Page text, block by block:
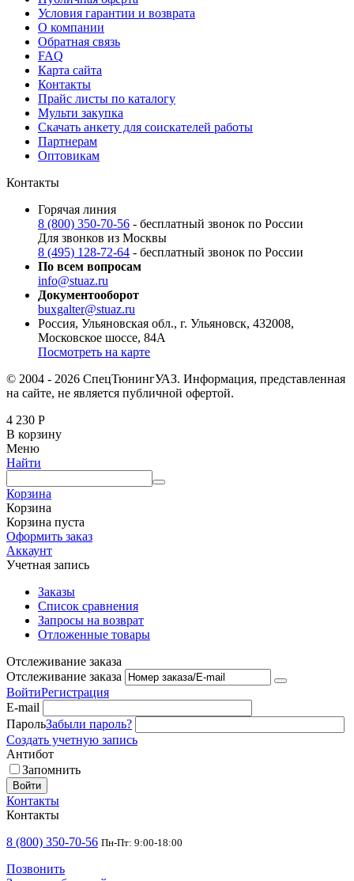
Условия гарантии и возврата
О компании
Обратная связь
FAQ
Карта сайта
Контакты
Прайс листы по каталогу
Мульти закупка
Скачать анкету для соискателей работы
Партнерам
Оптовикам
Контакты
Горячая линия
8 (800) 350-70-56 - бесплатный звонок по России
Для звонков из Москвы
8 (495) 128-72-64 - бесплатный звонок по России
По всем вопросам
info@stuaz.ru
Документооборот
buxgalter@stuaz.ru
Россия, Ульяновская обл., г. Ульяновск, 432008,
Московское шоссе, 84А
Посмотреть на карте
© 2004 - 2026 СпецТюнингУАЗ. Информация, представленная
на сайте, не является публичной офертой.
4 230 Р
В корзину
Меню
Найти
Корзина
Корзина
Корзина пуста
Оформить заказ
Аккаунт
Учетная запись
Заказы
Список сравнения
Запросы на возврат
Отложенные товары
Отслеживание заказа
Отслеживание заказа
ВойтиРегистрация
E-mail
ПарольЗабыли пароль?
Создать учетную запись
Антибот
Запомнить
Войти
Контакты
Контакты
8 (800) 350-70-56 Пн-Пт: 9:00-18:00
Позвонить